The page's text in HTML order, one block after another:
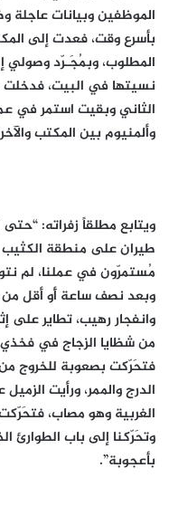
الموظفين وبيانات عاجلة
بأسرع وقت، فعدت إلى
المطلوب، وبمُجَـرّد وصولي
نسيتها في البيت، فدخلت
الثاني وبقيت استمر في
وألمنيوم بين المكتب
ويتابع مطلقاً زفراته:
طيران على منطقة
مُستمرّون في عملنا، لم
وبعد نصف ساعة أَو أقل
وانفجار رهيب، تطاير على
من شظايا الزجاج في
فتحَرّكت بصعوبة للخروج
الدرج والممر، ورأيت
الغربية وهو مصاب،
وتحَرّكنا إلى باب الطوارئ
بأعجوبة”.